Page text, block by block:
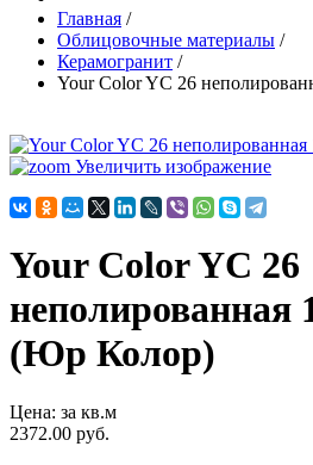
Главная /
Облицовочные материалы /
Керамогранит /
Your Color YC 26
Увеличить изображение
Your Color YC 26
неполированная
(Юр Колор)
Цена: за кв.м
2372.00 руб.